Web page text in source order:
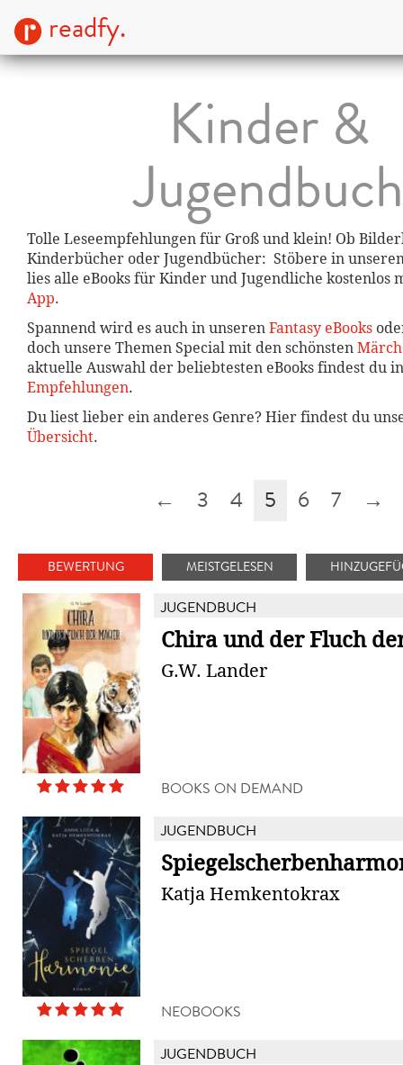
readfy.
Kinder &
Jugendbuch
Tolle Leseempfehlungen für Groß und klein! Ob
Kinderbücher oder Jugendbücher: Stöbere in
lies alle eBooks für Kinder und Jugendliche kostenlos
App.
Spannend wird es auch in unserenFantasy eBooks
doch unsere Themen Special mit den schönsten
aktuelle Auswahl der beliebtesten eBooks findest du
Empfehlungen.
Du liest lieber ein anderes Genre? Hier findest du
Übersicht.
← 3 4 5 6 7 →
BEWERTUNG MEISTGELESEN
JUGENDBUCH
Chira und der Fluch
G.W. Lander
BOOKS ON DEMAND
JUGENDBUCH
Katja Hemkentokrax
NEOBOOKS
JUGENDBUCH